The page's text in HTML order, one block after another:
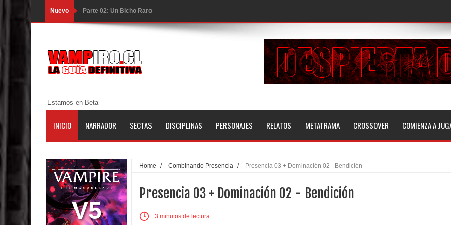
Nuevo Parte 02: Un Bicho Raro
Parte 01: Una Misión de Locos
Parte 03: Forastero en Tierra Muerta
Parte 10: El Secreto
Parte 06: El Trato con los Muertos
Parte 05: Sitiados
Parte 04: Se Descubre el Pastel
Parte 03: Una Piraña en el Bidé
Estamos en Beta
INICIO NARRADOR SECTAS DISCIPLINAS PERSONAJES RELATOS METATRAMA CROSSOVER COMIENZA A
V5
Home / Combinando Presencia / Presencia 03 + Dominación 02 - Bendición
Presencia 03 + Dominación 02 - Bendición
3 minutos de lectura